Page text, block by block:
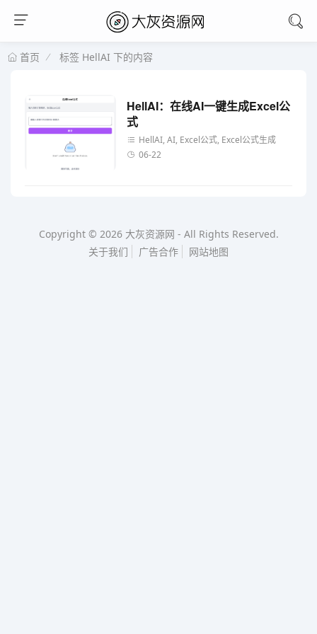
首页 标签 HellAI 下的内容
HellAI：在线AI一键生成Excel公
式
HellAI, AI, Excel公式, Excel公式生成
06-22
Copyright © 2026 大灰资源网 - All Rights Reserved.
关于我们
广告合作 网站地图